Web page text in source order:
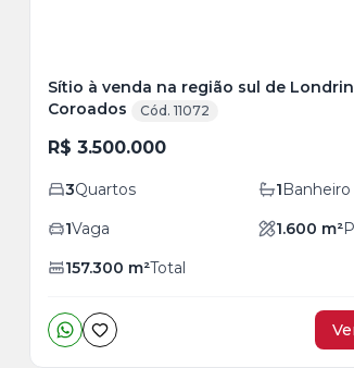
Sítio à venda na região sul de
Coroados
Cód. 11072
R$ 3.500.000
3Quartos 1Banheiro
1Vaga 1.600 m²
157.300 m²Total